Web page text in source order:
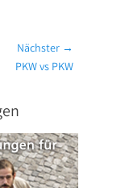
Nächster →
PKW vs PKW